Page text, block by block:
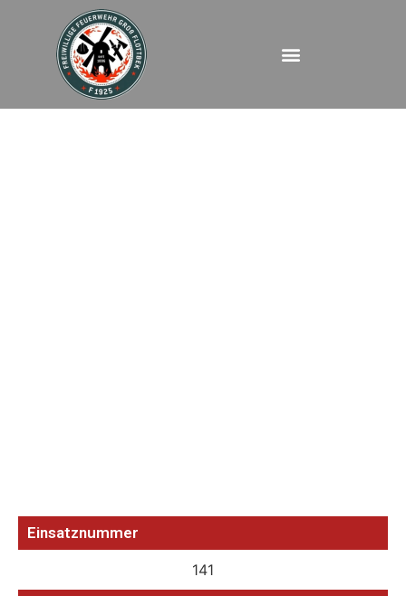
Einsatznummer
141